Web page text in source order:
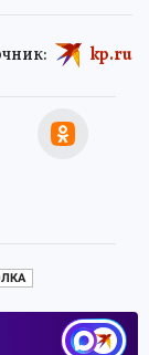
kp.ru